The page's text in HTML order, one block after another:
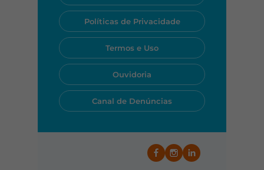
Políticas de Privacidade
Termos e Uso
Ouvidoria
Canal de Denúncias